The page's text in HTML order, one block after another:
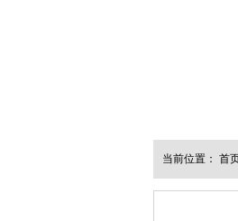
当前位置： 首